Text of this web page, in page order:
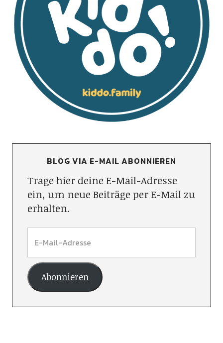
BLOG VIA E-MAIL ABONNIEREN
Trage hier deine E-Mail-Adresse
ein, um neue Beiträge per E-Mail zu
erhalten.
Abonnieren